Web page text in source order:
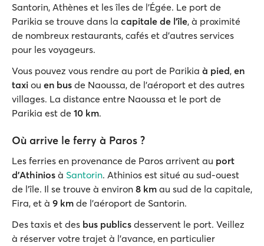
Santorin, Athènes et les îles de l'Égée. Le port de
Parikia se trouve dans la capitale de l'île, à proximité
de nombreux restaurants, cafés et d'autres services
pour les voyageurs.
Vous pouvez vous rendre au port de Parikia à pied, en
taxi ou en bus de Naoussa, de l'aéroport et des autres
villages. La distance entre Naoussa et le port de
Parikia est de 10 km.
Où arrive le ferry à Paros ?
Les ferries en provenance de Paros arrivent au port
d'Athinios à Santorin. Athinios est situé au sud-ouest
de l'île. Il se trouve à environ 8 km au sud de la capitale,
Fira, et à 9 km de l'aéroport de Santorin.
Des taxis et des bus publics desservent le port. Veillez
à réserver votre trajet à l'avance, en particulier